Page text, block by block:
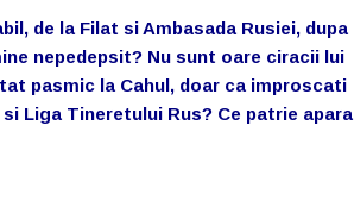
de la Filat si Ambasada Rusiei, dupa
nepedepsit? Nu sunt oare ciracii lui
pasmic la Cahul, doar ca improscati
Liga Tineretului Rus? Ce patrie apara